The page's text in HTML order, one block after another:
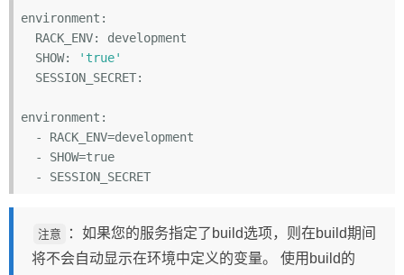
environment:
  RACK_ENV:
  SHOW:
'true'
  SESSION_SECRET:
environment:
  -
  -
SHOW=true
  -
注意
：如果您的服务指定了build选项，则在build期间
将不会自动显示在环境中定义的变量。 使用build的